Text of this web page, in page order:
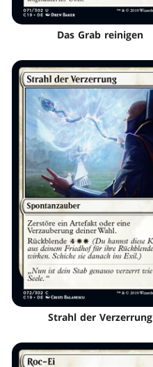
Das Grab reinigen
Strahl der Verzerrung